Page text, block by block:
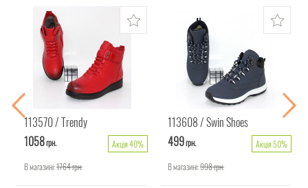
113570 Trendy
1058грн.
Акція 40%
В магазині:1764грн.
113608 Swin Shoes
499грн.
Акція 50%
В магазині:998грн.